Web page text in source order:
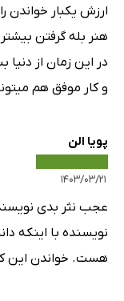
ارزش یکبار خواندن
هنر بله گرفتن
در این زمان از
و کار موفق هم
پویا الن
۱۴۰۳/۰۳/۲۱
عجب نثر بدی
نویسنده با اینکه
هست. خواندن این